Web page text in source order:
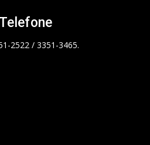
Telefone
2522 / 3351-3465.